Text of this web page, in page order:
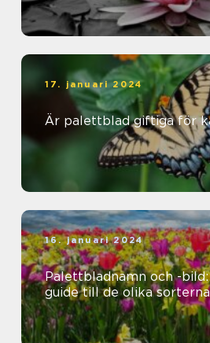
17. januari 2024
Är palettblad giftiga för
16. januari 2024
Palettbladnamn och -
guide till de olika sorterna